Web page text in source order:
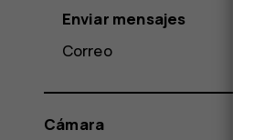
Enviar mensajes
Correo
Cámara